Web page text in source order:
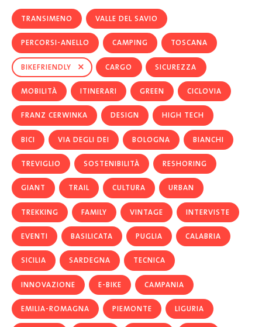
TRANSIMENO VALLE DEL SAVIO
PERCORSI-ANELLO CAMPING TOSCANA
BIKEFRIENDLY × CARGO SICUREZZA
MOBILITÀ ITINERARI GREEN CICLOVIA
FRANZ CERWINKA DESIGN HIGH TECH
BICI VIA DEGLI DEI BOLOGNA BIANCHI
TREVIGLIO SOSTENIBILITÀ RESHORING
GIANT TRAIL CULTURA URBAN
TREKKING FAMILY VINTAGE INTERVISTE
EVENTI BASILICATA PUGLIA CALABRIA
SICILIA SARDEGNA TECNICA
INNOVAZIONE E-BIKE CAMPANIA
EMILIA-ROMAGNA PIEMONTE LIGURIA